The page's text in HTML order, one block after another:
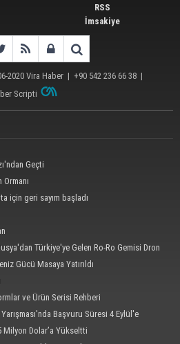
RSS
İmsakiye
2020 Vira Haber | +90 542 236 66 38 |
Scripti
Geçti
için geri sayım başladı
Türkiye'ye Gelen Ro-Ro Gemisi Dron
Gücü Masaya Yatırıldı
ve Ürün Serisi Rehberi
Başvuru Süresi 4 Eylül'e
Milyon Dolar’a Yükseltti